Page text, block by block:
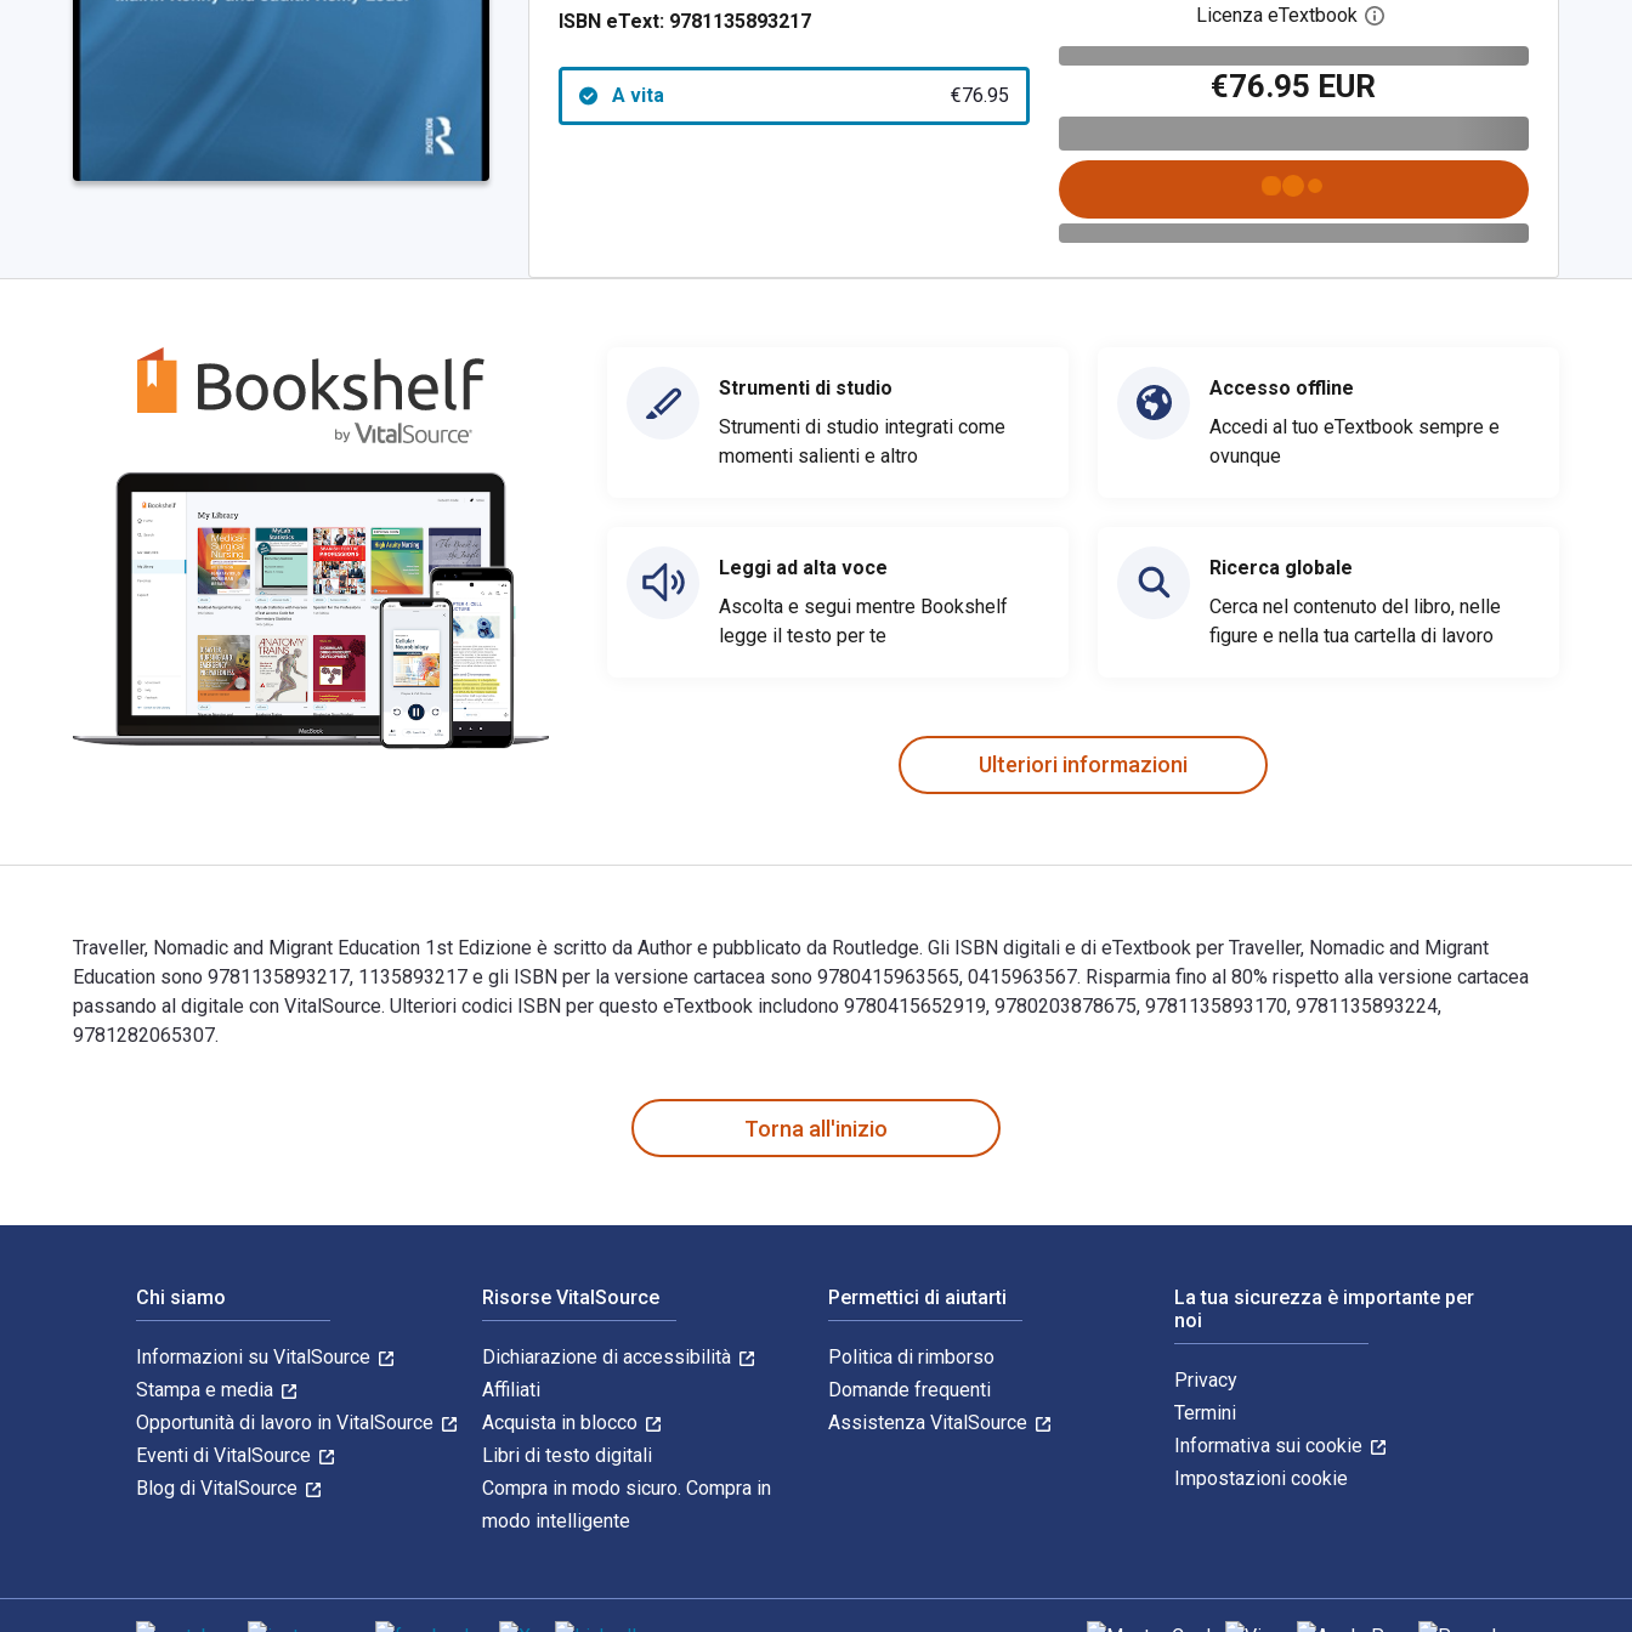
ISBN eText: 9781135893217
A vita €76.95
Licenza eTextbook Apri la finestra di dialogo
€76.95 EUR
Strumenti di studio
Strumenti di studio integrati come
momenti salienti e altro
Leggi ad alta voce
Ascolta e segui mentre Bookshelf
legge il testo per te
Accesso offline
Accedi al tuo eTextbook sempre e
ovunque
Ricerca globale
Cerca nel contenuto del libro, nelle
figure e nella tua cartella di lavoro
Ulteriori informazioni
Traveller, Nomadic and Migrant Education 1st Edizione è scritto da Author e pubblicato da Routledge. Gli ISBN digitali e di eTextbook per Traveller, Nomadic and Migrant
Education sono 9781135893217, 1135893217 e gli ISBN per la versione cartacea sono 9780415963565, 0415963567. Risparmia fino al 80% rispetto alla versione cartacea
passando al digitale con VitalSource. Ulteriori codici ISBN per questo eTextbook includono 9780415652919, 9780203878675, 9781135893170, 9781135893224,
9781282065307.
Torna all'inizio
Chi siamo
Informazioni su VitalSource
Stampa e media
Opportunità di lavoro in VitalSource
Eventi di VitalSource
Blog di VitalSource
Risorse VitalSource
Dichiarazione di accessibilità
Affiliati
Acquista in blocco
Libri di testo digitali
Compra in modo sicuro. Compra in
modo intelligente
Permettici di aiutarti
Politica di rimborso
Domande frequenti
Assistenza VitalSource
La tua sicurezza è importante per
noi
Privacy
Termini
Informativa sui cookie
Impostazioni cookie